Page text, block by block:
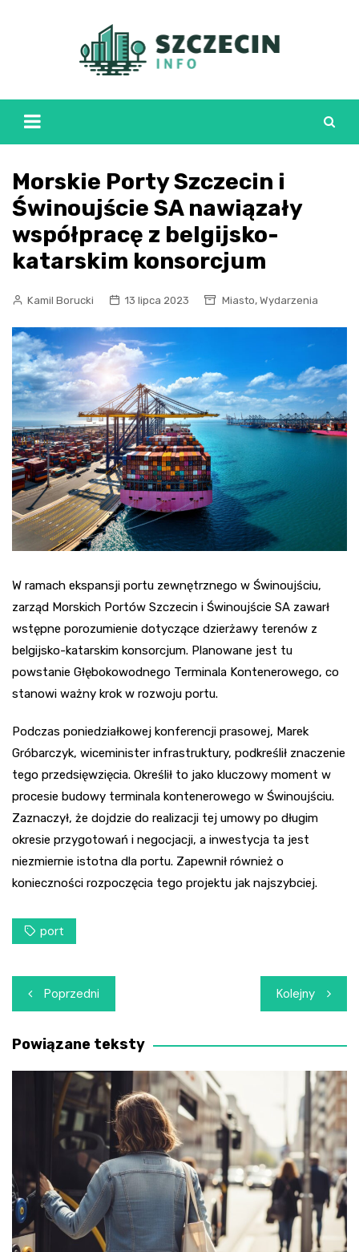
Morskie Porty Szczecin i
Świnoujście SA nawiązały
współpracę z belgijsko-
katarskim konsorcjum
Kamil Borucki 13 lipca 2023 Miasto, Wydarzenia
W ramach ekspansji portu zewnętrznego w Świnoujściu,
zarząd Morskich Portów Szczecin i Świnoujście SA zawarł
wstępne porozumienie dotyczące dzierżawy terenów z
belgijsko-katarskim konsorcjum. Planowane jest tu
powstanie Głębokowodnego Terminala Kontenerowego, co
stanowi ważny krok w rozwoju portu.
Podczas poniedziałkowej konferencji prasowej, Marek
Gróbarczyk, wiceminister infrastruktury, podkreślił znaczenie
tego przedsięwzięcia. Określił to jako kluczowy moment w
procesie budowy terminala kontenerowego w Świnoujściu.
Zaznaczył, że dojdzie do realizacji tej umowy po długim
okresie przygotowań i negocjacji, a inwestycja ta jest
niezmiernie istotna dla portu. Zapewnił również o
konieczności rozpoczęcia tego projektu jak najszybciej.
port
Nawigacja
wpisu
Poprzedni Kolejny
Powiązane teksty